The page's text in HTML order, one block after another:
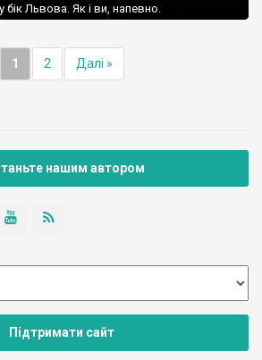
бік Львова. Як і ви, напевно.
1 2 Далі »
нашим автором
Підтримати сайт